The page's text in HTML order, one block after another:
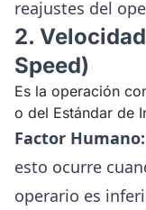
reajustes del
2.
Speed)
Es la operación
o del Estándar de
Factor Humano:
esto ocurre
operario es